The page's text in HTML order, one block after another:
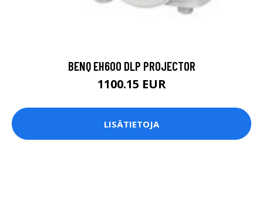
BENQ EH600 DLP PROJECTOR
1100.15 EUR
LISÄTIETOJA